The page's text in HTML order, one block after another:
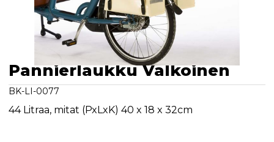
Pannierlaukku Valkoinen
BK-LI-0077
44 Litraa, mitat (PxLxK) 40 x 18 x 32cm